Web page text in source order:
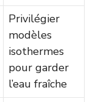
Privilégier
modèles
isothermes
pour garder
l’eau fraîche